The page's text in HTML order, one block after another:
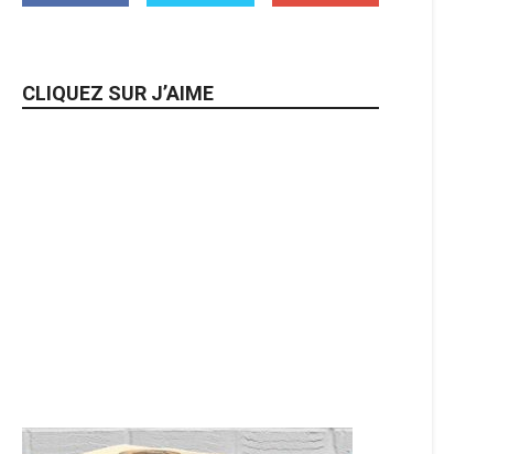
CLIQUEZ SUR J’AIME